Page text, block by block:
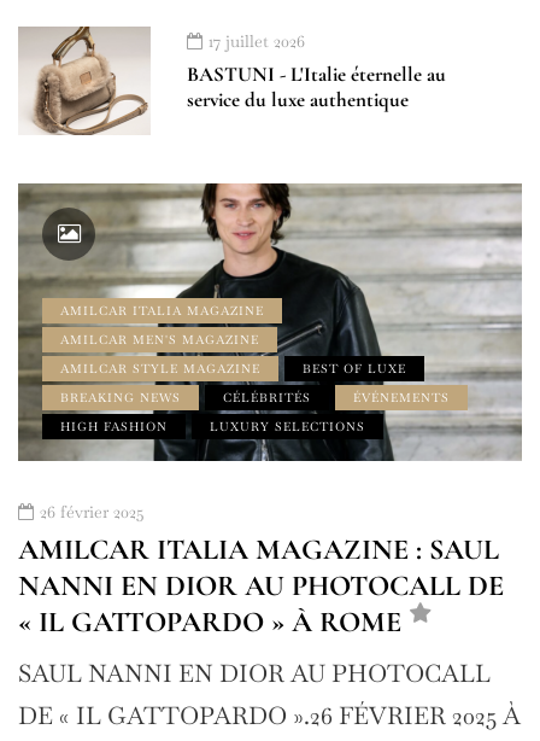
17 juillet 2026
BASTUNI - L'Italie éternelle au
service du luxe authentique
AMILCAR ITALIA MAGAZINE
AMILCAR MEN'S MAGAZINE
AMILCAR STYLE MAGAZINE
BEST OF LUXE
BREAKING NEWS
CÉLÉBRITÉS
ÉVÉNEMENTS
HIGH FASHION
LUXURY SELECTIONS
26 février 2025
AMILCAR ITALIA MAGAZINE : SAUL
NANNI EN DIOR AU PHOTOCALL DE
« IL GATTOPARDO » À ROME
SAUL NANNI EN DIOR AU PHOTOCALL
DE « IL GATTOPARDO ».26 FÉVRIER 2025 À